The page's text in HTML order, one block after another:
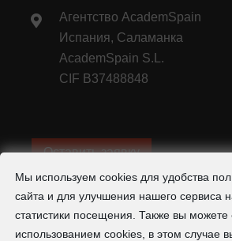
Мы используем cookies для удобства
сайта и для улучшения нашего сервиса
статистики посещения. Также вы можете
использованием cookies, в этом случае
Агентство AcademSpain
Испания, Саламанка
AcademSpain S.L.
CIF B37488848
Оставить заявку
1 евро =95рубль Показать цены в